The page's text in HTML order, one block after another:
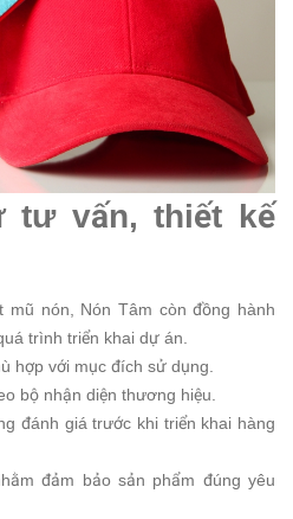
tư vấn, thiết kế
mũ nón, Nón Tâm còn đồng hành
trình triển khai dự án.
hợp với mục đích sử dụng.
bộ nhận diện thương hiệu.
đánh giá trước khi triển khai hàng
đảm bảo sản phẩm đúng yêu